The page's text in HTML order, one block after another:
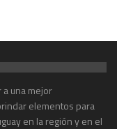
a una mejor
elementos para
en la región y en el